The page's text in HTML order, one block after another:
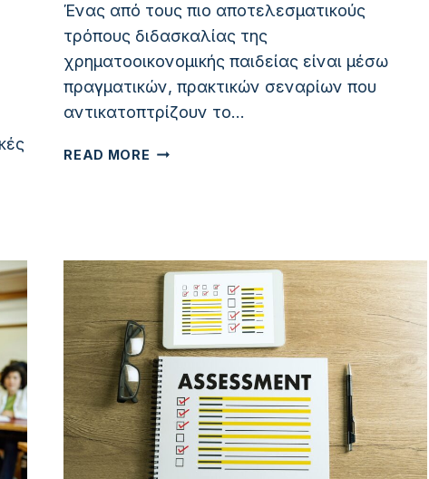
Ένας από τους πιο αποτελεσματικούς
τρόπους διδασκαλίας της
χρηματοοικονομικής παιδείας είναι μέσω
πραγματικών, πρακτικών σεναρίων που
αντικατοπτρίζουν το…
READ MORE ΠΡΑΚΤΙΚΆ